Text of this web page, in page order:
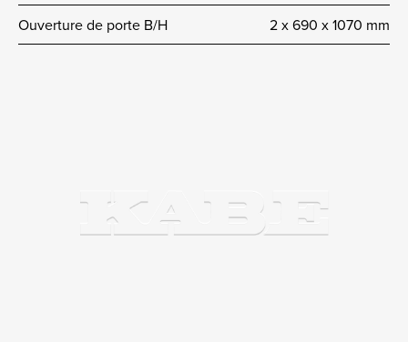
Ouverture de porte B/H 2 x 690 x 1070 mm